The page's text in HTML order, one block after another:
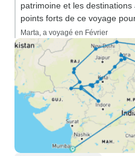
patrimoine et les
points forts de ce voyage
Marta, a voyagé en Février